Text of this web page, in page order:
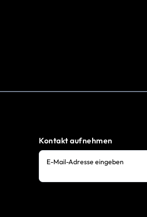
Kontakt aufnehmen
E-Mail-Adresse eingeben